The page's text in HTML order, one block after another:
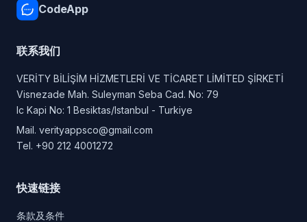
CodeApp
联系我们
VERİTY BİLİŞİM HİZMETLERİ VE TİCARET LİMİTED ŞİRKETİ
Visnezade Mah. Suleyman Seba Cad. No: 79
Ic Kapi No: 1 Besiktas/Istanbul - Turkiye
Mail. verityappsco@gmail.com
Tel. +90 212 4001272
快速链接
条款及条件